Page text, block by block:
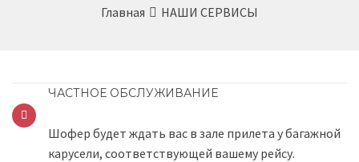
Главная НАШИ СЕРВИСЫ
ЧАСТНОЕ ОБСЛУЖИВАНИЕ
Шофер будет ждать вас в зале прилета у багажной
карусели, соответствующей вашему рейсу.